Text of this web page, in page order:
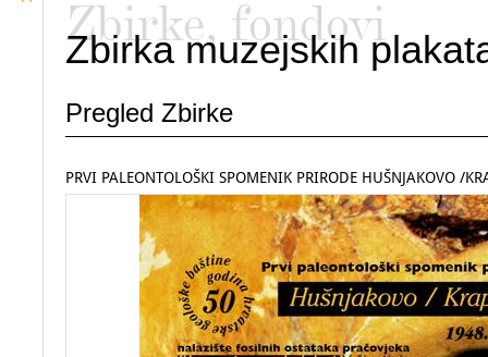
Zbirke, fondovi
Zbirka muzejskih
Pregled Zbirke
PRVI PALEONTOLOŠKI SPOMENIK PRIRODE HUŠNJAKOVO /